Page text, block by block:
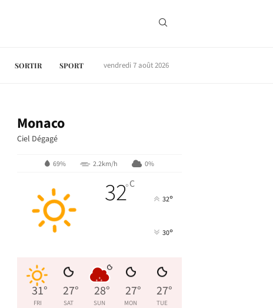
SORTIR SPORT vendredi 7 août 2026
Monaco
Ciel Dégagé
69% 2.2km/h 0%
32°C
32°
30°
31°
FRI
27°
SAT
28°
SUN
27°
MON
27°
TUE